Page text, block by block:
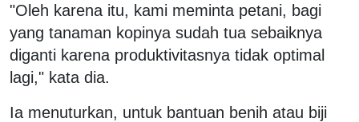
"Oleh karena itu, kami meminta petani, bagi
yang tanaman kopinya sudah tua sebaiknya
diganti karena produktivitasnya tidak optimal
lagi," kata dia.
Ia menuturkan, untuk bantuan benih atau biji